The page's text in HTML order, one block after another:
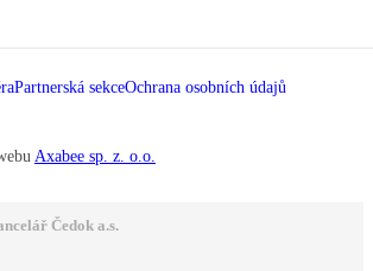
Partnerská sekceOchrana osobních údajů
Axabee sp. z. o.o.
Čedok a.s.